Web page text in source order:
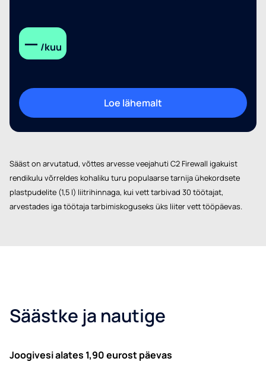
— /kuu
Loe lähemalt
Sääst on arvutatud, võttes arvesse veejahuti C2 Firewall igakuist
rendikulu võrreldes kohaliku turu populaarse tarnija ühekordsete
plastpudelite (1,5 l) liitrihinnaga, kui vett tarbivad 30 töötajat,
arvestades iga töötaja tarbimiskoguseks üks liiter vett tööpäevas.
Säästke ja nautige
Joogivesi alates 1,90 eurost päevas